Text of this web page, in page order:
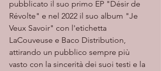
pubblicato il suo primo EP "Désir de
Révolte" e nel 2022 il suo album "Je
Veux Savoir" con l'etichetta
LaCouveuse e Baco Distribution,
attirando un pubblico sempre più
vasto con la sincerità dei suoi testi e la